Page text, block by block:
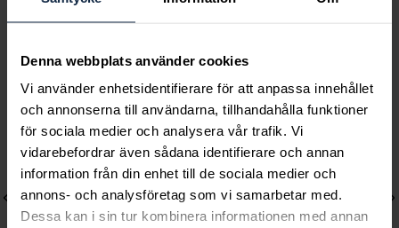
Denna webbplats använder cookies
Vi använder enhetsidentifierare för att anpassa innehållet
och annonserna till användarna, tillhandahålla funktioner
för sociala medier och analysera vår trafik. Vi
vidarebefordrar även sådana identifierare och annan
information från din enhet till de sociala medier och
annons- och analysföretag som vi samarbetar med.
Dessa kan i sin tur kombinera informationen med annan